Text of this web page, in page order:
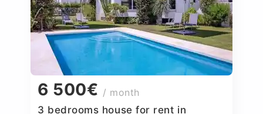
6 500€ / month
3 bedrooms house for rent in